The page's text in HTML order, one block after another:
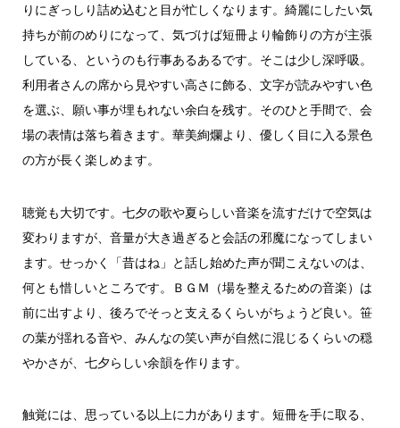
りにぎっしり詰め込むと目が忙しくなります。綺麗にしたい気
持ちが前のめりになって、気づけば短冊より輪飾りの方が主張
している、というのも行事あるあるです。そこは少し深呼吸。
利用者さんの席から見やすい高さに飾る、文字が読みやすい色
を選ぶ、願い事が埋もれない余白を残す。そのひと手間で、会
場の表情は落ち着きます。華美絢爛より、優しく目に入る景色
の方が長く楽しめます。
聴覚も大切です。七夕の歌や夏らしい音楽を流すだけで空気は
変わりますが、音量が大き過ぎると会話の邪魔になってしまい
ます。せっかく「昔はね」と話し始めた声が聞こえないのは、
何とも惜しいところです。ＢＧＭ（場を整えるための音楽）は
前に出すより、後ろでそっと支えるくらいがちょうど良い。笹
の葉が揺れる音や、みんなの笑い声が自然に混じるくらいの穏
やかさが、七夕らしい余韻を作ります。
触覚には、思っている以上に力があります。短冊を手に取る、